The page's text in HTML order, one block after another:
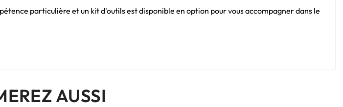
particulière et un kit d'outils est disponible en option pour vous accompagner dans le
AUSSI